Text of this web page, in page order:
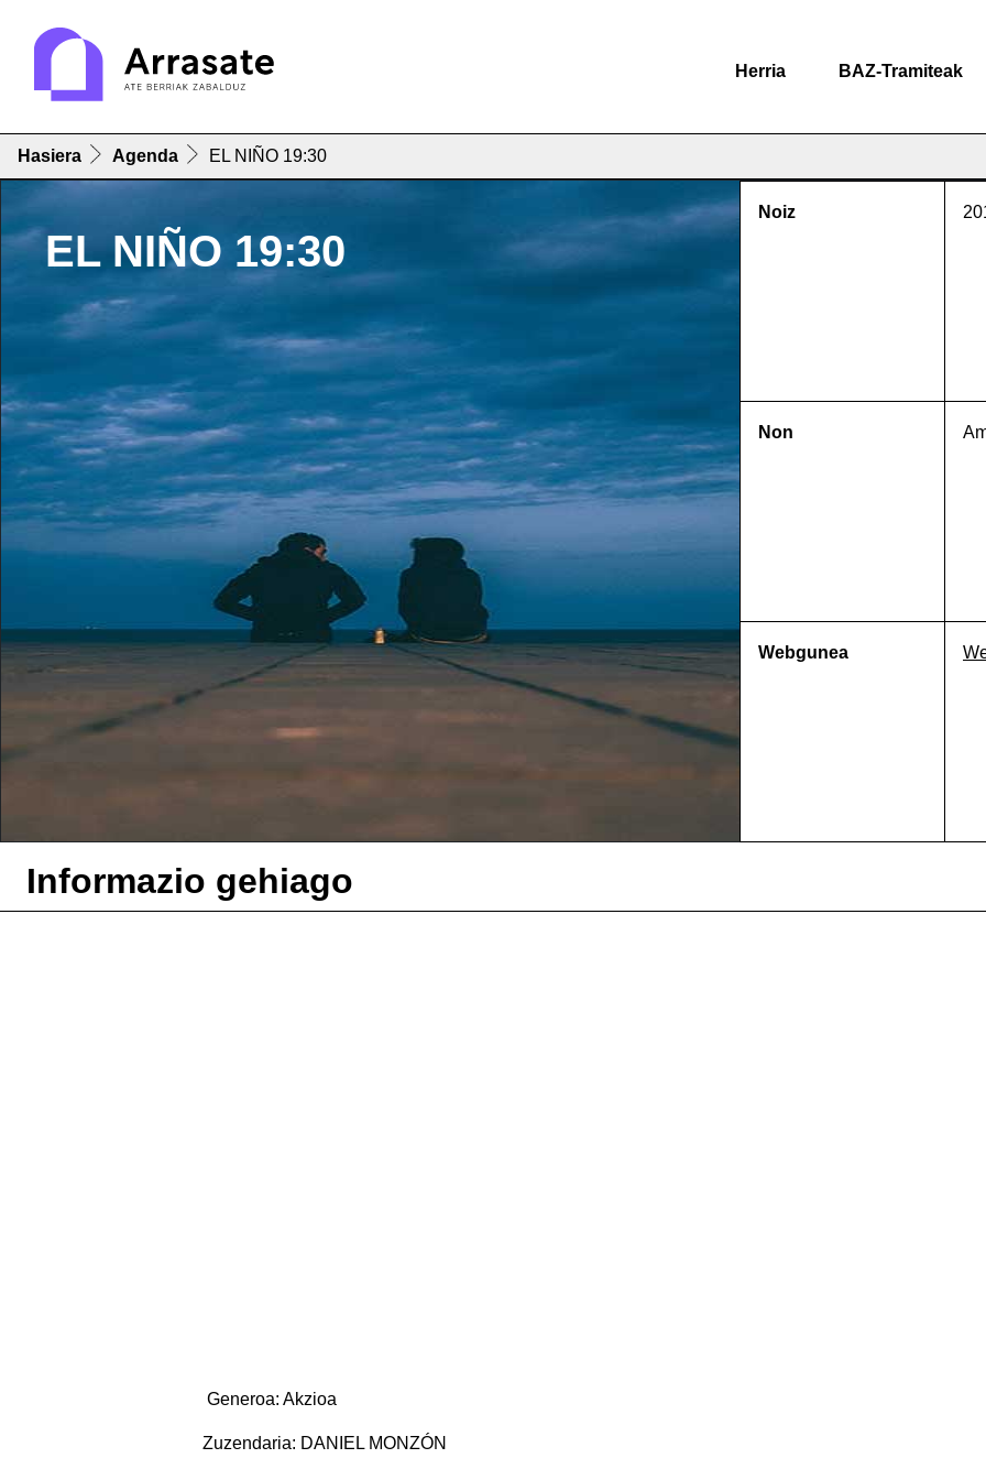
Herria BAZ-Tramiteak
Hasiera Agenda EL NIÑO 19:30
EL NIÑO 19:30
Noiz
Non
Webgunea
Informazio gehiago
Generoa: Akzioa
Zuzendaria: DANIEL MONZÓN